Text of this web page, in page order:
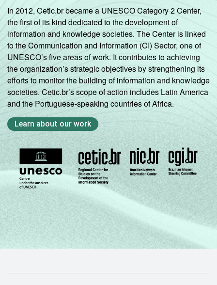
In 2012, Cetic.br became a UNESCO Category 2 Center,
the first of its kind dedicated to the development of
information and knowledge societies. The Center is linked
to the Communication and Information (CI) Sector, one of
UNESCO’s five areas of work. It contributes to achieving
the organization’s strategic objectives by strengthening its
efforts to monitor the building of information and knowledge
societies. Cetic.br’s scope of action includes Latin America
and the Portuguese-speaking countries of Africa.
Learn about our work